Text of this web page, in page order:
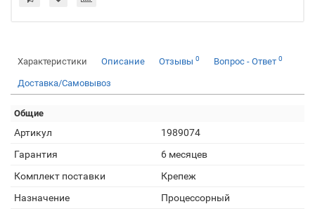
Характеристики Описание Отзывы 0 Вопрос - Ответ 0
Доставка/Самовывоз
Общие
Артикул
1989074
Гарантия
6 месяцев
Комплект поставки
Крепеж
Назначение
Процессорный